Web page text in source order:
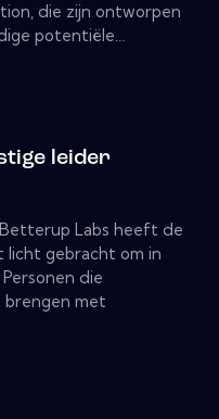
die zijn ontworpen
potentiële…
leider
Labs heeft de
licht gebracht om in
die
brengen met